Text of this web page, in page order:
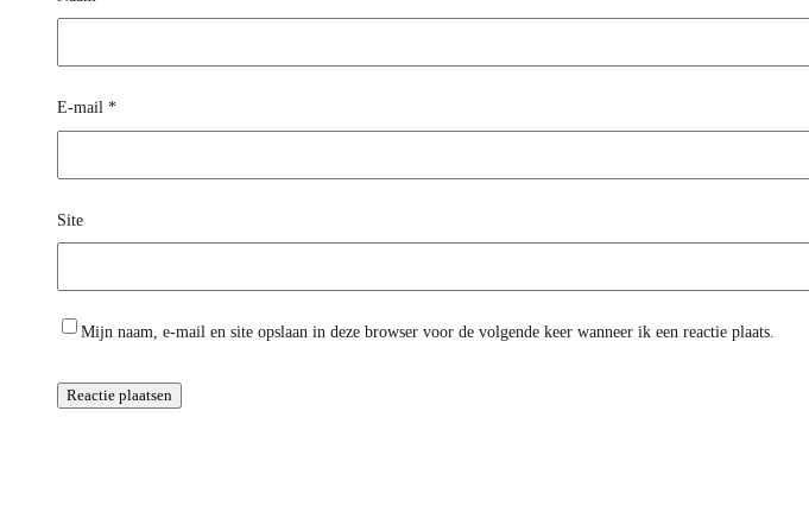
E-mail *
Site
Mijn naam, e-mail en site opslaan in deze browser voor de volgende keer wanneer ik een reactie plaats.